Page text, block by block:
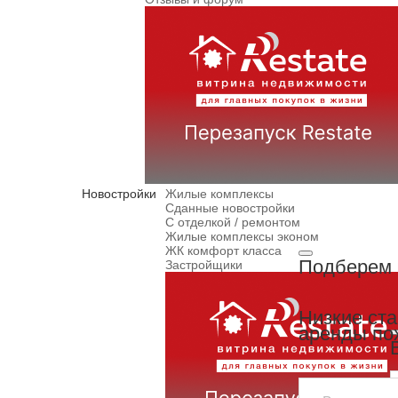
Новостройки
Жилые комплексы
Сданные новостройки
С отделкой / ремонтом
Жилые комплексы эконом
ЖК комфорт класса
Застройщики
Подберем
Низкие
аренды